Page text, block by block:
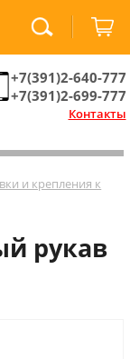
+7(391)2-640-777
+7(391)2-699-777
Контакты
и крепления к
рукав